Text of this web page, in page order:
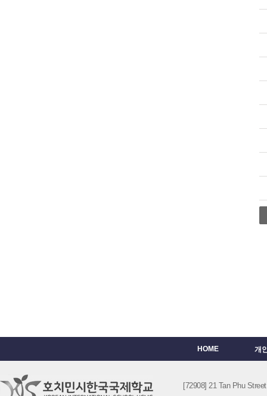
HOME 개
[72908] 21 Tan Phu